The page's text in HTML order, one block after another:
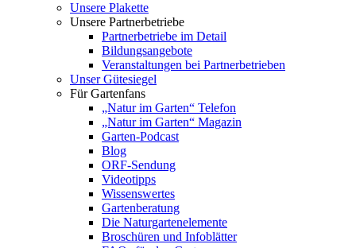
Unsere Plakette
Unsere Partnerbetriebe
Partnerbetriebe im Detail
Bildungsangebote
Veranstaltungen bei Partnerbetrieben
Unser Gütesiegel
Für Gartenfans
„Natur im Garten“ Telefon
„Natur im Garten“ Magazin
Garten-Podcast
Blog
ORF-Sendung
Videotipps
Wissenswertes
Gartenberatung
Die Naturgartenelemente
Broschüren und Infoblätter